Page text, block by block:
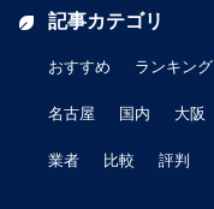
記事カテゴリ
おすすめ ランキング
名古屋 国内 大阪
業者 比較 評判